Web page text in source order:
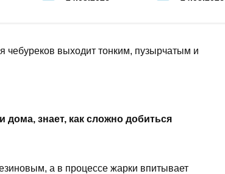
дома, знает, как сложно добиться
а в процессе жарки впитывает